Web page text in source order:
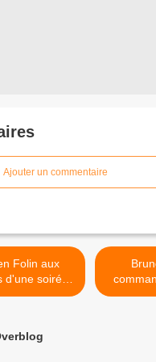
Ajouter un commentaire
soirée
Marley ce
bêtisier